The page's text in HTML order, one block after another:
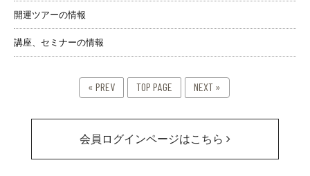
開運ツアーの情報
講座、セミナーの情報
« PREV TOP PAGE NEXT »
会員ログインページはこちら